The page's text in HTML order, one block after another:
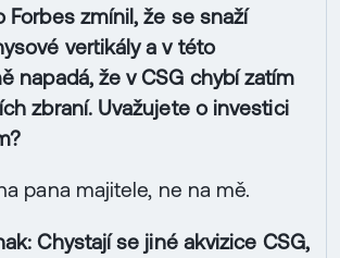
Forbes zmínil, že se snaží
vertikály a v této
napadá, že v CSG chybí zatím
zbraní. Uvažujete o investici
pana majitele, ne na mě.
Chystají se jiné akvizice CSG,